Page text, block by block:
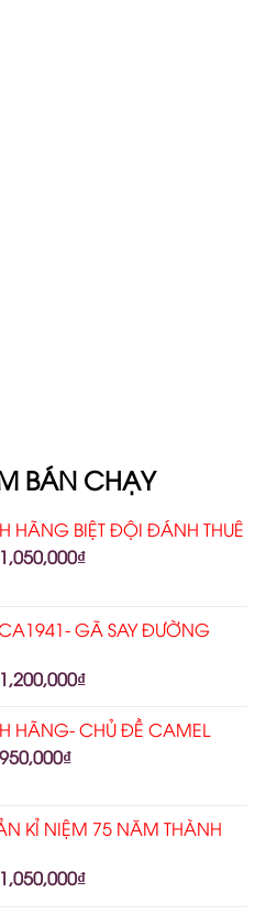
BÁN CHẠY
HÃNG BIỆT ĐỘI ĐÁNH THUÊ
1,050,000₫
GÃ SAY ĐƯỜNG
1,200,000₫
HÃNG- CHỦ ĐỀ CAMEL
950,000₫
KỈ NIỆM 75 NĂM THÀNH
1,050,000₫